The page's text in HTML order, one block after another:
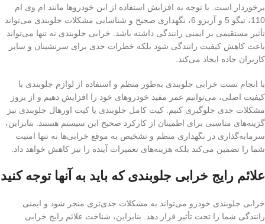
برخوردار است. با توجه به افزایش استفاده از این خودروها مانند ام وی ام
110، تیگو 5 و آریزو 6، نگهداری صحیح و شناسایی مشکلات جلوبندی می‌تواند
تأثیر مستقیمی بر ایمنی رانندگی داشته باشد. خرابی جلوبندی نه تنها می‌تواند
باعث کاهش کیفیت رانندگی شود بلکه خطرات جدی برای سرنشینان و سایر
کاربران جاده ایجاد می‌کند.
با انجام تست خرابی جلوبندی به‌طور منظم و استفاده از لوازم جلوبندی با
کیفیت اصلی، می‌توانیم عمر مفید خودروهای خود را افزایش دهیم و از بروز
مشکلات جدی جلوگیری کنیم. کیت کامل جلوبندی یا کیت اورهال جلوبندی نیز
گزینه‌های مناسبی برای اطمینان از کارکرد صحیح این سیستم هستند. بنابراین،
سرمایه‌گذاری در نگهداری منظم و تشخیص به موقع خرابی‌ها نه تنها امنیت
شما را تضمین می‌کند بلکه هزینه‌های تعمیرات آینده را نیز کاهش خواهد داد.
علائم رایج خرابی جلوبندی که باید به آنها توجه کنید
خرابی جلوبندی خودرو می‌تواند به مشکلات جدی‌تری منجر شود و ایمنی
رانندگی شما را تحت تأثیر قرار دهد. بنابراین، شناخت علائم رایج خرابی